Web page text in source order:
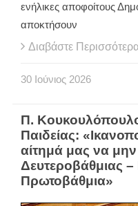
ενήλικες αποφοίτους
αποκτήσουν
Διαβάστε
30 Ιούνιος 2026
Π.
Παιδείας:
αίτημά μας να
Δευτεροβάθμιας –
Πρωτοβάθμια»